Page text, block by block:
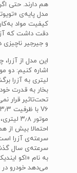
کیفیت مواد
دقت داشت که
و جیرجیر ناچیزی
این مدل از
بخار به قدرت
تحت‌تاثیر قرار
احتمالا بیش از
سرعته‌ی آزرا
سرعته‌ی سال
می‌دهد خودرو